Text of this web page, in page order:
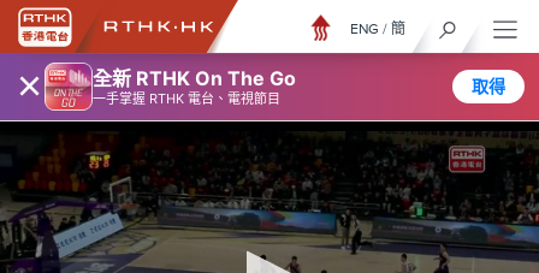
× 全新 RTHK On The Go
一手掌握 RTHK 電台、電視節目
取得
ENG / 簡